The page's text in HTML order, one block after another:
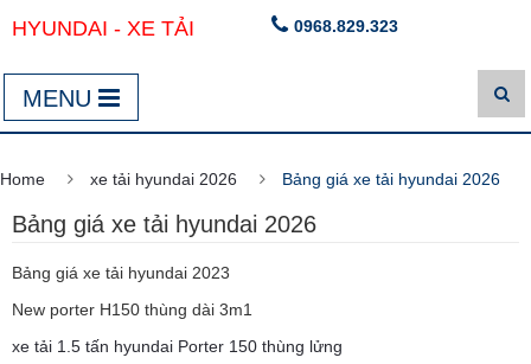
HYUNDAI - XE TẢI 0968.829.323
MENU
Home xe tải hyundai 2026 Bảng giá xe tải hyundai 2026
Bảng giá xe tải hyundai 2026
Bảng giá xe tải hyundai 2023
New porter H150 thùng dài 3m1
xe tải 1.5 tấn hyundai Porter 150 thùng lửng